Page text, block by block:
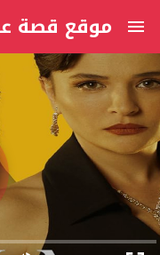
موقع قصة